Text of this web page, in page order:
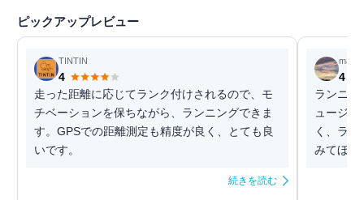
ピックアップレビュー
TINTIN
4
走った距離に応じてランク付けされるので、モ
チベーションを保ちながら、ランニングできま
す。GPSでの距離測定も精度が良く、とても良
いです。
続きを読む
4
ランニン
ュージ
く、ラ
みてほし